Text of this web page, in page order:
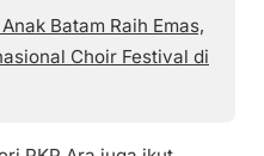
Batam Raih Emas,
Choir Festival di